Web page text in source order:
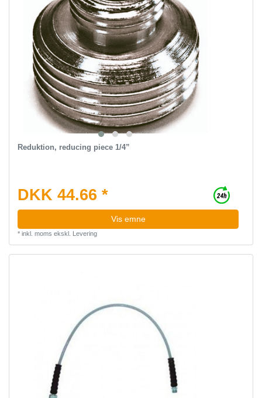
Reduktion, reducing piece 1/4”
DKK 44.66 *
Vis emne
* inkl. moms ekskl. Levering